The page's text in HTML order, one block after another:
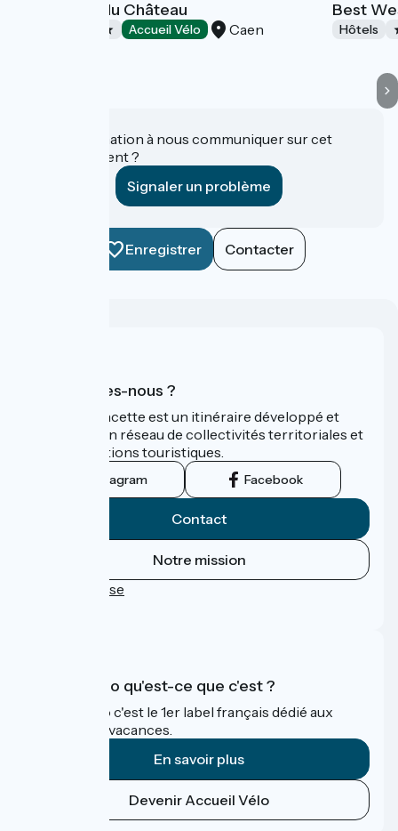
Logis Hôtel du Château
Accueil Vélo Caen
Best
Hôtels
Une information à nous communiquer sur cet
établissement ?
Signaler un problème
Enregistrer Contacter
Qui sommes-nous ?
La Vélo Francette est un itinéraire développé et
promu par un réseau de collectivités territoriales et
leurs institutions touristiques.
Instagram Facebook
Contact
Notre mission
Espace Presse
Accueil Vélo qu'est-ce que c'est ?
Accueil Vélo c'est le 1er label français dédié aux
cyclistes en vacances.
En savoir plus
Devenir Accueil Vélo